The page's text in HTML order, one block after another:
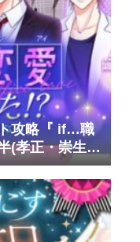
攻略『 if…職
(孝正・崇生・